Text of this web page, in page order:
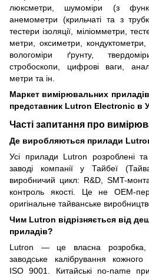
люксметри, шумоміри (з
анемометри (крильчаті та з
тестери ізоляції, міліомметри,
метри, оксиметри, кондуктометри,
вологоміри ґрунту,
стробоскопи, цифрові ваги,
метри та ін.
Маркет вимірювальних
представник Lutron Electronic в
Часті запитання про
Де виробляються прилади
Усі прилади Lutron розроблені
заводі компанії у Тайбеї
виробничий цикл: R&D, SMT-
контроль якості. Це не OEM-
оригінальне тайванське
Чим Lutron відрізняється від
приладів?
Lutron — це власна розробка,
заводське калібрування
ISO 9001. Китайські no-name